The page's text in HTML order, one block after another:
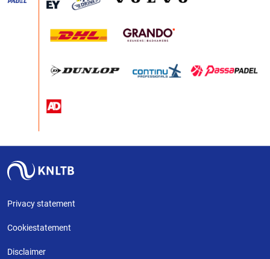
Privacy statement
Cookiestatement
Disclaimer